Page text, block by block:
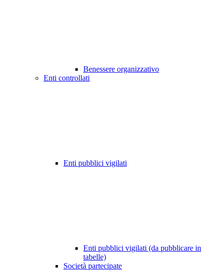
Benessere organizzativo
Enti controllati
Enti pubblici vigilati
Enti pubblici vigilati (da pubblicare in
tabelle)
Società partecipate